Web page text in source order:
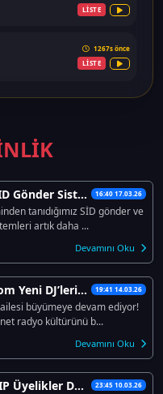
LİSTE
1267s önce
LİSTE
FlatRadyo SID Gönder Sistemi Açıldı.. 16:40 17.03.26
tanıdığımız SİD gönder ve
artık daha ...
Devamını Oku
FlatRadyo.com Yeni DJ’lerini Arıyor! 19:41 14.03.26
büyümeye devam ediyor!
radyo kültürünü b...
Devamını Oku
FlatRadyo VIP Üyelikler Dönemi Başlıyor! 23:45 10.03.26